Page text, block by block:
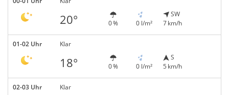
20° 0 % 0 l/m²
SW
7 km/h
01-02 Uhr Klar
18° 0 % 0 l/m²
S
5 km/h
02-03 Uhr Klar